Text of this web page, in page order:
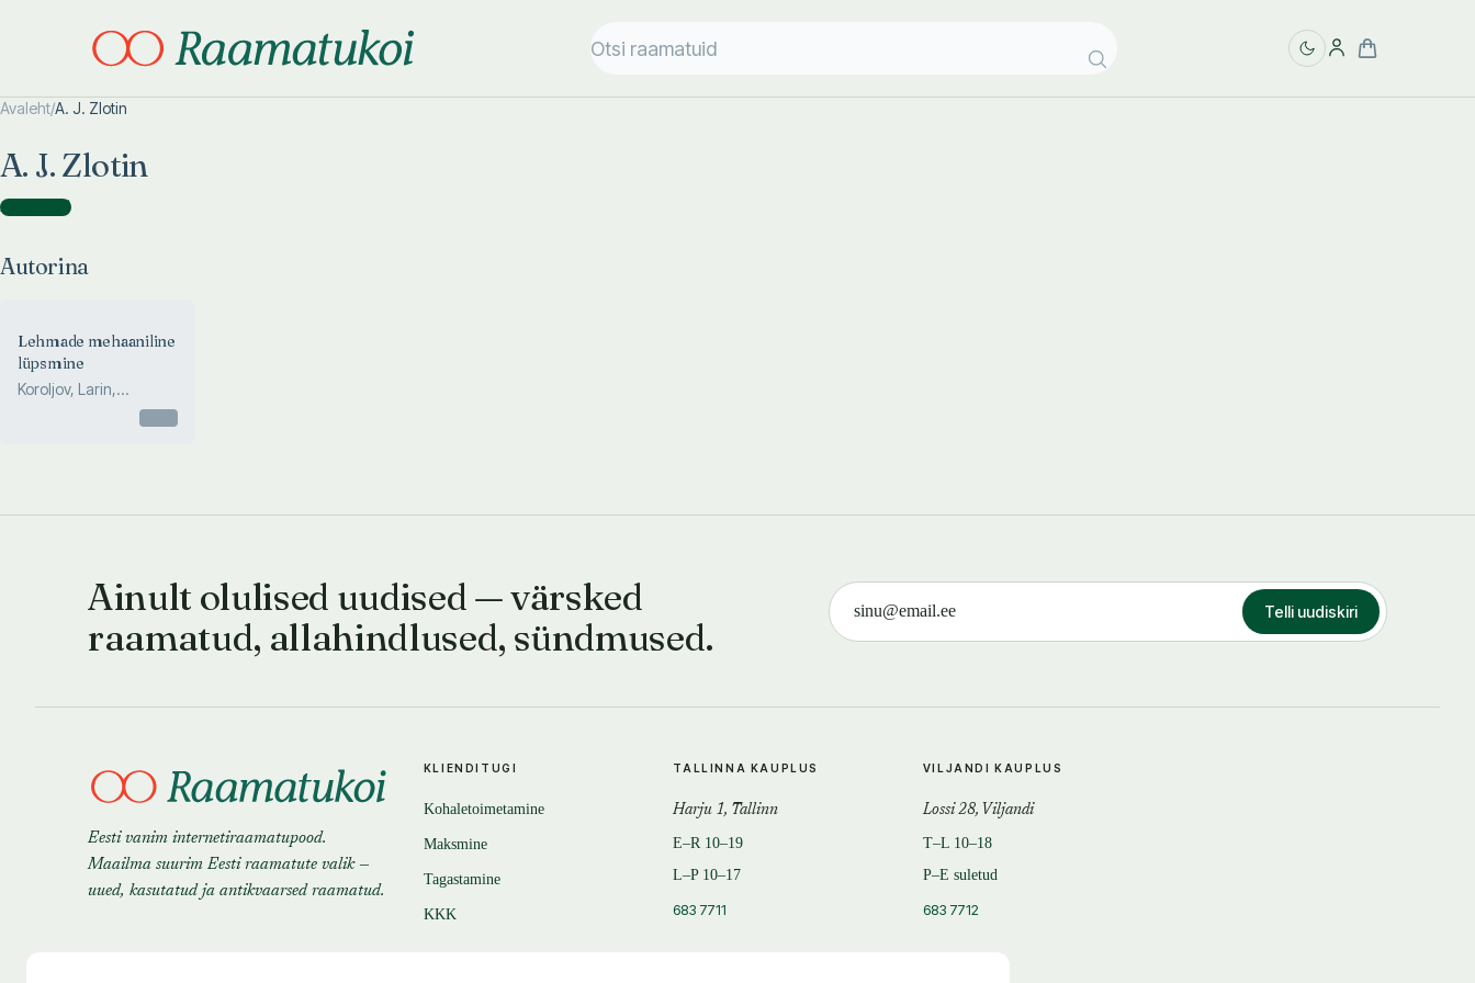
Avaleht/A. J. Zlotin
A. J. Zlotin
Autorina )
Autorina
Lehmade mehaaniline
lüpsmine
Koroljov, Larin,
Martjugin, Sokolov, ...
Ainult olulised uudised — värsked
raamatud, allahindlused, sündmused.
Telli uudiskiri
Eesti vanim internetiraamatupood.
Maailma suurim Eesti raamatute valik —
uued, kasutatud ja antikvaarsed raamatud.
KLIENDITUGI
Kohaletoimetamine
Maksmine
Tagastamine
KKK
TALLINNA KAUPLUS
Harju 1, Tallinn
E–R 10–19
L–P 10–17
683 7711
VILJANDI KAUPLUS
Lossi 28, Viljandi
T–L 10–18
P–E suletud
683 7712